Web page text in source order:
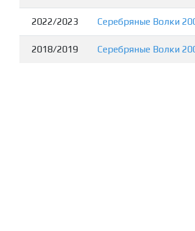
2022/2023 Серебряные Волки
2018/2019 Серебряные Волки